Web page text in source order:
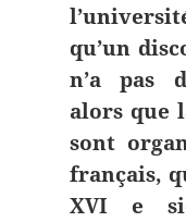
qu’un
n’a pas
alors que
sont
français,
XVI e